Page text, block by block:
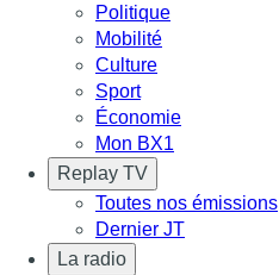
Politique
Mobilité
Culture
Sport
Économie
Mon BX1
Replay TV
Toutes nos émissions
Dernier JT
La radio